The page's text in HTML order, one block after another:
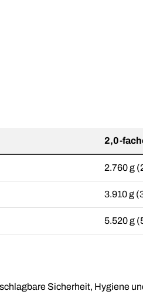
2,0-
2.760 g
3.910 g
5.520 g
Sicherheit, Hygiene